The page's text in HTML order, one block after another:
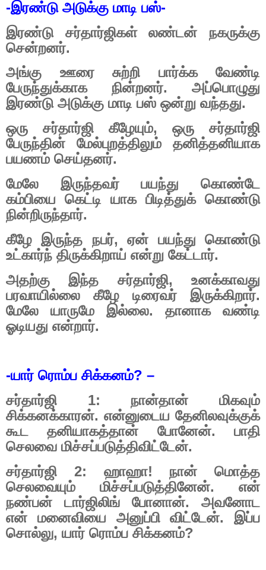
-இரண்டு அடுக்கு மாடி பஸ்-
இரண்டு சர்தார்ஜிகள் லண்டன் நகருக்கு
சென்றனர்.
அங்கு ஊரை சுற்றி பார்க்க வேண்டி
பேருந்துக்காக நின்றனர். அப்பொழுது
இரண்டு அடுக்கு மாடி பஸ் ஒன்று வந்தது.
ஒரு சர்தார்ஜி கீழேயும், ஒரு சர்தார்ஜி
பேருந்தின் மேல்புறத்திலும் தனித்தனியாக
பயணம் செய்தனர்.
மேலே இருந்தவர் பயந்து கொண்டே
கம்பியை கெட்டி யாக பிடித்துக் கொண்டு
நின்றிருந்தார்.
கீழே இருந்த நபர்,ஏன் பயந்து கொண்டு
உட்கார்ந் திருக்கிறாய் என்று கேட்டார்.
அதற்கு இந்த சர்தார்ஜி,உனக்காவது
பரவாயில்லை கீழே டிரைவர் இருக்கிறார்.
மேலே யாருமே இல்லை. தானாக வண்டி
ஓடியது என்றார்.
-யார் ரொம்ப சிக்கனம்? –
சர்தார்ஜி 1: நான்தான் மிகவும்
சிக்கனக்காரன். என்னுடைய தேனிலவுக்குக்
கூட தனியாகத்தான் போனேன். பாதி
செலவை மிச்சப்படுத்திவிட்டேன்.
சர்தார்ஜி 2: ஹாஹா! நான் மொத்த
செலவையும் மிச்சப்படுத்தினேன். என்
நண்பன் டார்ஜிலிங் போனான். அவனோட
என் மனைவியை அனுப்பி விட்டேன். இப்ப
சொல்லு, யார் ரொம்ப சிக்கனம்?